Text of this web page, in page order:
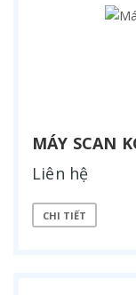
MÁY SCAN
Liên hệ
CHI TIẾT